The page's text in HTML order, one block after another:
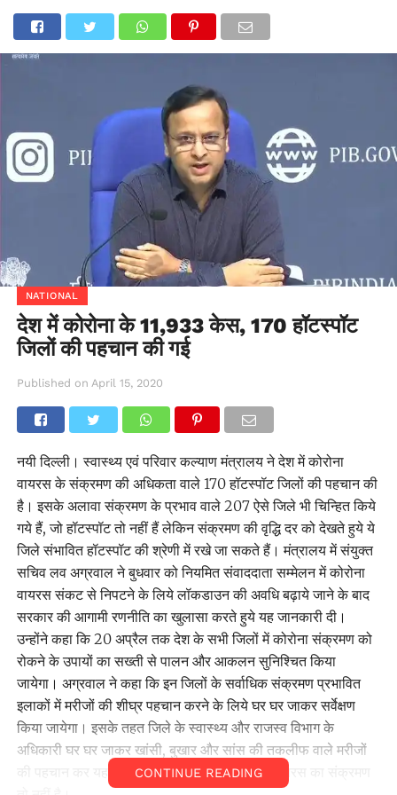
NATIONAL
देश में कोरोना के 11,933 केस, 170 हॉटस्पॉट
जिलों की पहचान की गई
Published on April 15, 2020
नयी दिल्ली। स्वास्थ्य एवं परिवार कल्याण मंत्रालय ने देश में कोरोना
वायरस के संक्रमण की अधिकता वाले 170 हॉटस्पॉट जिलों की पहचान की
है। इसके अलावा संक्रमण के प्रभाव वाले 207 ऐसे जिले भी चिन्हित किये
गये हैं, जो हॉटस्पॉट तो नहीं हैं लेकिन संक्रमण की वृद्धि दर को देखते हुये ये
जिले संभावित हॉटस्पॉट की श्रेणी में रखे जा सकते हैं। मंत्रालय में संयुक्त
सचिव लव अग्रवाल ने बुधवार को नियमित संवाददाता सम्मेलन में कोरोना
वायरस संकट से निपटने के लिये लॉकडाउन की अवधि बढ़ाये जाने के बाद
सरकार की आगामी रणनीति का खुलासा करते हुये यह जानकारी दी।
उन्होंने कहा कि 20 अप्रैल तक देश के सभी जिलों में कोरोना संक्रमण को
रोकने के उपायों का सख्ती से पालन और आकलन सुनिश्चित किया
जायेगा। अग्रवाल ने कहा कि इन जिलों के सर्वाधिक संक्रमण प्रभावित
इलाकों में मरीजों की शीघ्र पहचान करने के लिये घर घर जाकर सर्वेक्षण
किया जायेगा। इसके तहत जिले के स्वास्थ्य और राजस्व विभाग के
अधिकारी घर घर जाकर खांसी, बुखार और सांस की तकलीफ वाले मरीजों
की पहचान कर यह सुनिश्चित करेंगे कि इनमें कोरोना वायरस का संक्रमण
CONTINUE READING